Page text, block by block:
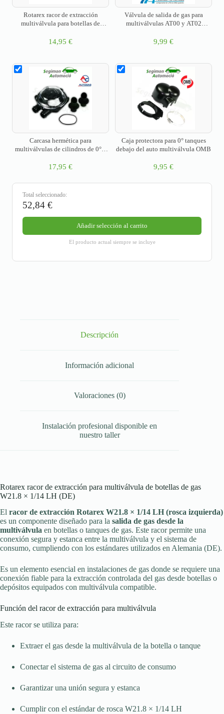
Rotarex racor de extracción
multiválvula para botellas de
(DE)
14,95 €
Válvula de salida de gas para
multiválvulas AT00 y AT02
9,99 €
Carcasa hermética para
multiválvulas de cilindros de 0° y
17,95 €
Caja protectora para 0° tanques
debajo del auto multiválvula OMB
9,95 €
Total seleccionado:
52,84 €
Añadir selección al carrito
El producto actual siempre se incluye
Descripción
Información adicional
Valoraciones (0)
Instalación profesional disponible en
nuestro taller
Rotarex racor de extracción para multiválvula de botellas de gas
W21.8 × 1/14 LH (DE)
El racor de extracción Rotarex W21.8 × 1/14 LH (rosca izquierda)
es un componente diseñado para la salida de gas desde la
multiválvula en botellas o tanques de gas. Este racor permite una
conexión segura y estanca entre la multiválvula y el sistema de
consumo, cumpliendo con los estándares utilizados en Alemania (DE).
Es un elemento esencial en instalaciones de gas donde se requiere una
conexión fiable para la extracción controlada del gas desde botellas o
depósitos equipados con multiválvula compatible.
Función del racor de extracción para multiválvula
Este racor se utiliza para:
Extraer el gas desde la multiválvula de la botella o tanque
Conectar el sistema de gas al circuito de consumo
Garantizar una unión segura y estanca
Cumplir con el estándar de rosca W21.8 × 1/14 LH